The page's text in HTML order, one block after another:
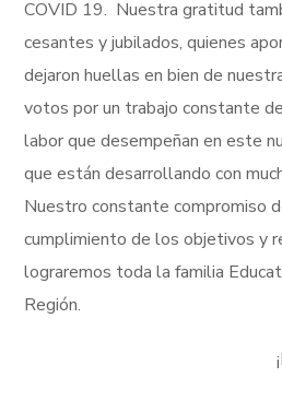
COVID 19. Nuestra gratitud
cesantes y jubilados, quienes
dejaron huellas en bien de
votos por un trabajo constante
labor que desempeñan en este
que están desarrollando con
Nuestro constante compromiso
cumplimiento de los objetivos y
lograremos toda la familia
Región.